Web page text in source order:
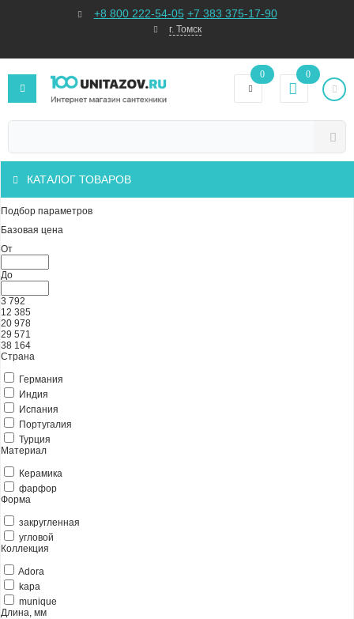
+8 800 222-54-05 +7 383 375-17-90
г. Томск
0 0
КАТАЛОГ ТОВАРОВ
Подбор параметров
Базовая цена
От
До
3 792
12 385
20 978
29 571
38 164
Страна
Германия
Индия
Испания
Португалия
Турция
Материал
Керамика
фарфор
Форма
закругленная
угловой
Коллекция
Adora
kapa
munique
Длина, мм